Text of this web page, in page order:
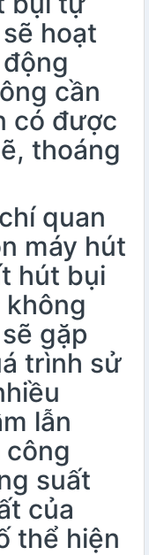
hoạt
cần
có được
thoáng
quan
máy hút
hút bụi
không
gặp
trình sử
lẫn
công
suất
của
thể hiện